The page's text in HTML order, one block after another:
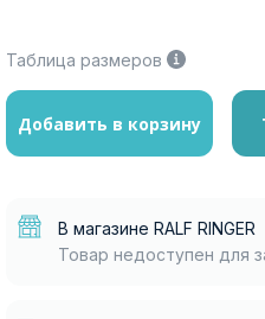
Таблица размеров
Добавить в корзину
В магазине RALF RINGER
Товар недоступен для